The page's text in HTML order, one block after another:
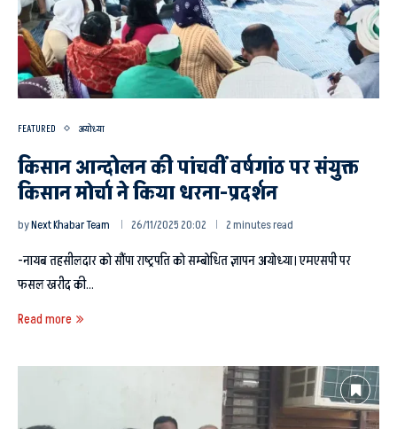
FEATURED अयोध्या
किसान आन्दोलन की पांचवीं वर्षगांठ पर संयुक्त
किसान मोर्चा ने किया धरना-प्रदर्शन
byNext Khabar Team 26/11/2025 20:02 2 minutes read
-नायब तहसीलदार को सौंपा राष्ट्रपति को सम्बोधित ज्ञापन अयोध्या। एमएसपी पर
फसल खरीद की…
Read more